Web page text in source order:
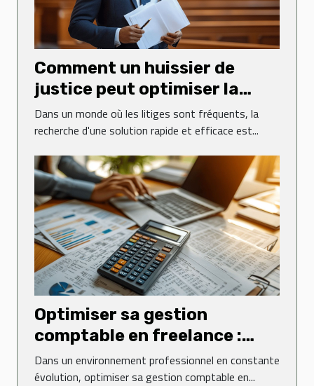
Comment un huissier de
justice peut optimiser la
résolution de conflits ?
Dans un monde où les litiges sont fréquents, la
recherche d'une solution rapide et efficace est...
Optimiser sa gestion
comptable en freelance :
est-ce essentiel ?
Dans un environnement professionnel en constante
évolution, optimiser sa gestion comptable en...